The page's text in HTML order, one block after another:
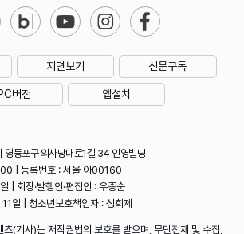
지면보기 신문구독
버전 앱설치
영등포구 의사당대로1길 34 인영빌딩
| 등록번호 : 서울 아00160
| 회장·발행인·편집인 : 우종순
일 | 청소년보호책임자 : 성희제
(기사)는 저작권법의 보호를 받으며, 무단전재 및 수집,